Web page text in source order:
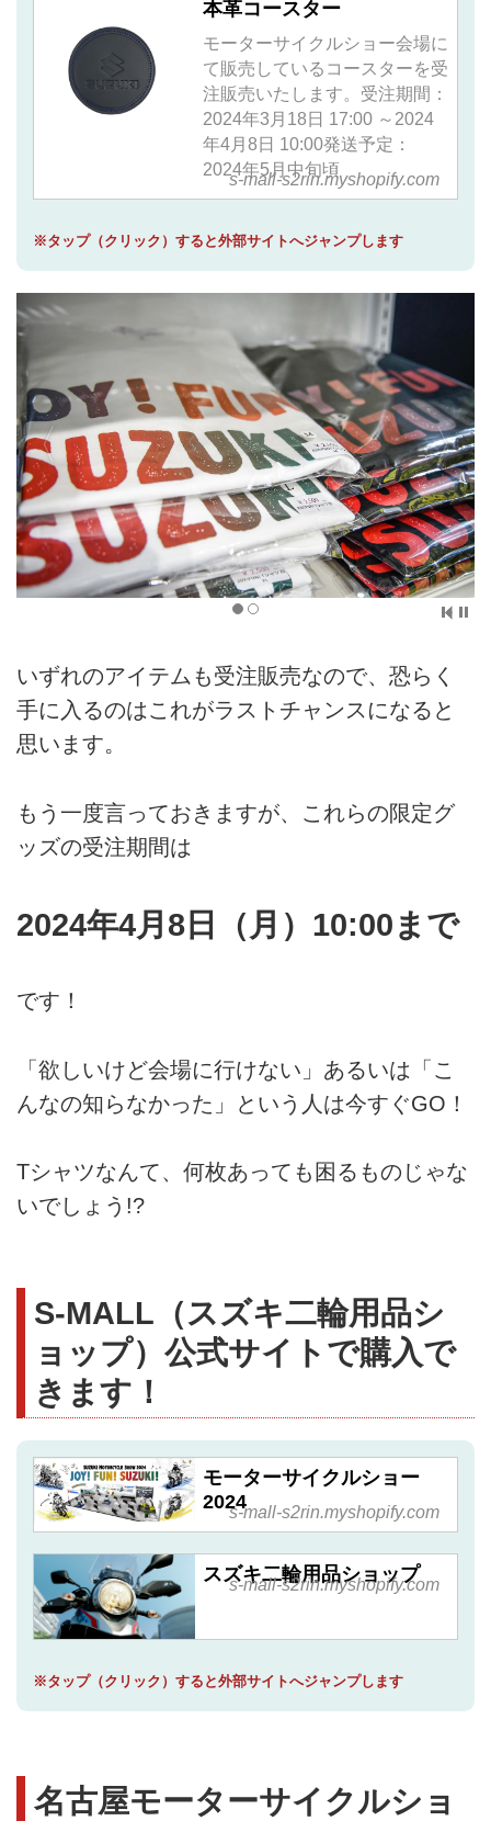
本革コースター
モーターサイクルショー会場に
て販売しているコースターを受
注販売いたします。受注期間：
2024年3月18日 17:00 ～2024
年4月8日 10:00発送予定：
2024年5月中旬頃
s-mall-s2rin.myshopify.com
※タップ（クリック）すると外部サイトへジャンプします
いずれのアイテムも受注販売なので、恐らく
手に入るのはこれがラストチャンスになると
思います。
もう一度言っておきますが、これらの限定グ
ッズの受注期間は
2024年4月8日（月）10:00まで
です！
「欲しいけど会場に行けない」あるいは「こ
んなの知らなかった」という人は今すぐGO！
Tシャツなんて、何枚あっても困るものじゃな
いでしょう!?
S-MALL（スズキ二輪用品シ
ョップ）公式サイトで購入で
きます！
モーターサイクルショー
2024s-mall-s2rin.myshopify.com
スズキ二輪用品ショップ
s-mall-s2rin.myshopify.com
※タップ（クリック）すると外部サイトへジャンプします
名古屋モーターサイクルショ